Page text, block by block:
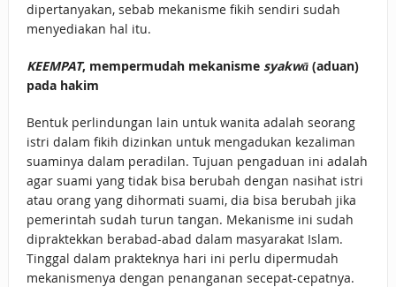
dipertanyakan, sebab mekanisme fikih sendiri sudah
menyediakan hal itu.
KEEMPAT, mempermudah mekanisme syakwā(aduan)
pada hakim
Bentuk perlindungan lain untuk wanita adalah seorang
istri dalam fikih dizinkan untuk mengadukan kezaliman
suaminya dalam peradilan. Tujuan pengaduan ini adalah
agar suami yang tidak bisa berubah dengan nasihat istri
atau orang yang dihormati suami, dia bisa berubah jika
pemerintah sudah turun tangan. Mekanisme ini sudah
dipraktekkan berabad-abad dalam masyarakat Islam.
Tinggal dalam prakteknya hari ini perlu dipermudah
mekanismenya dengan penanganan secepat-cepatnya.